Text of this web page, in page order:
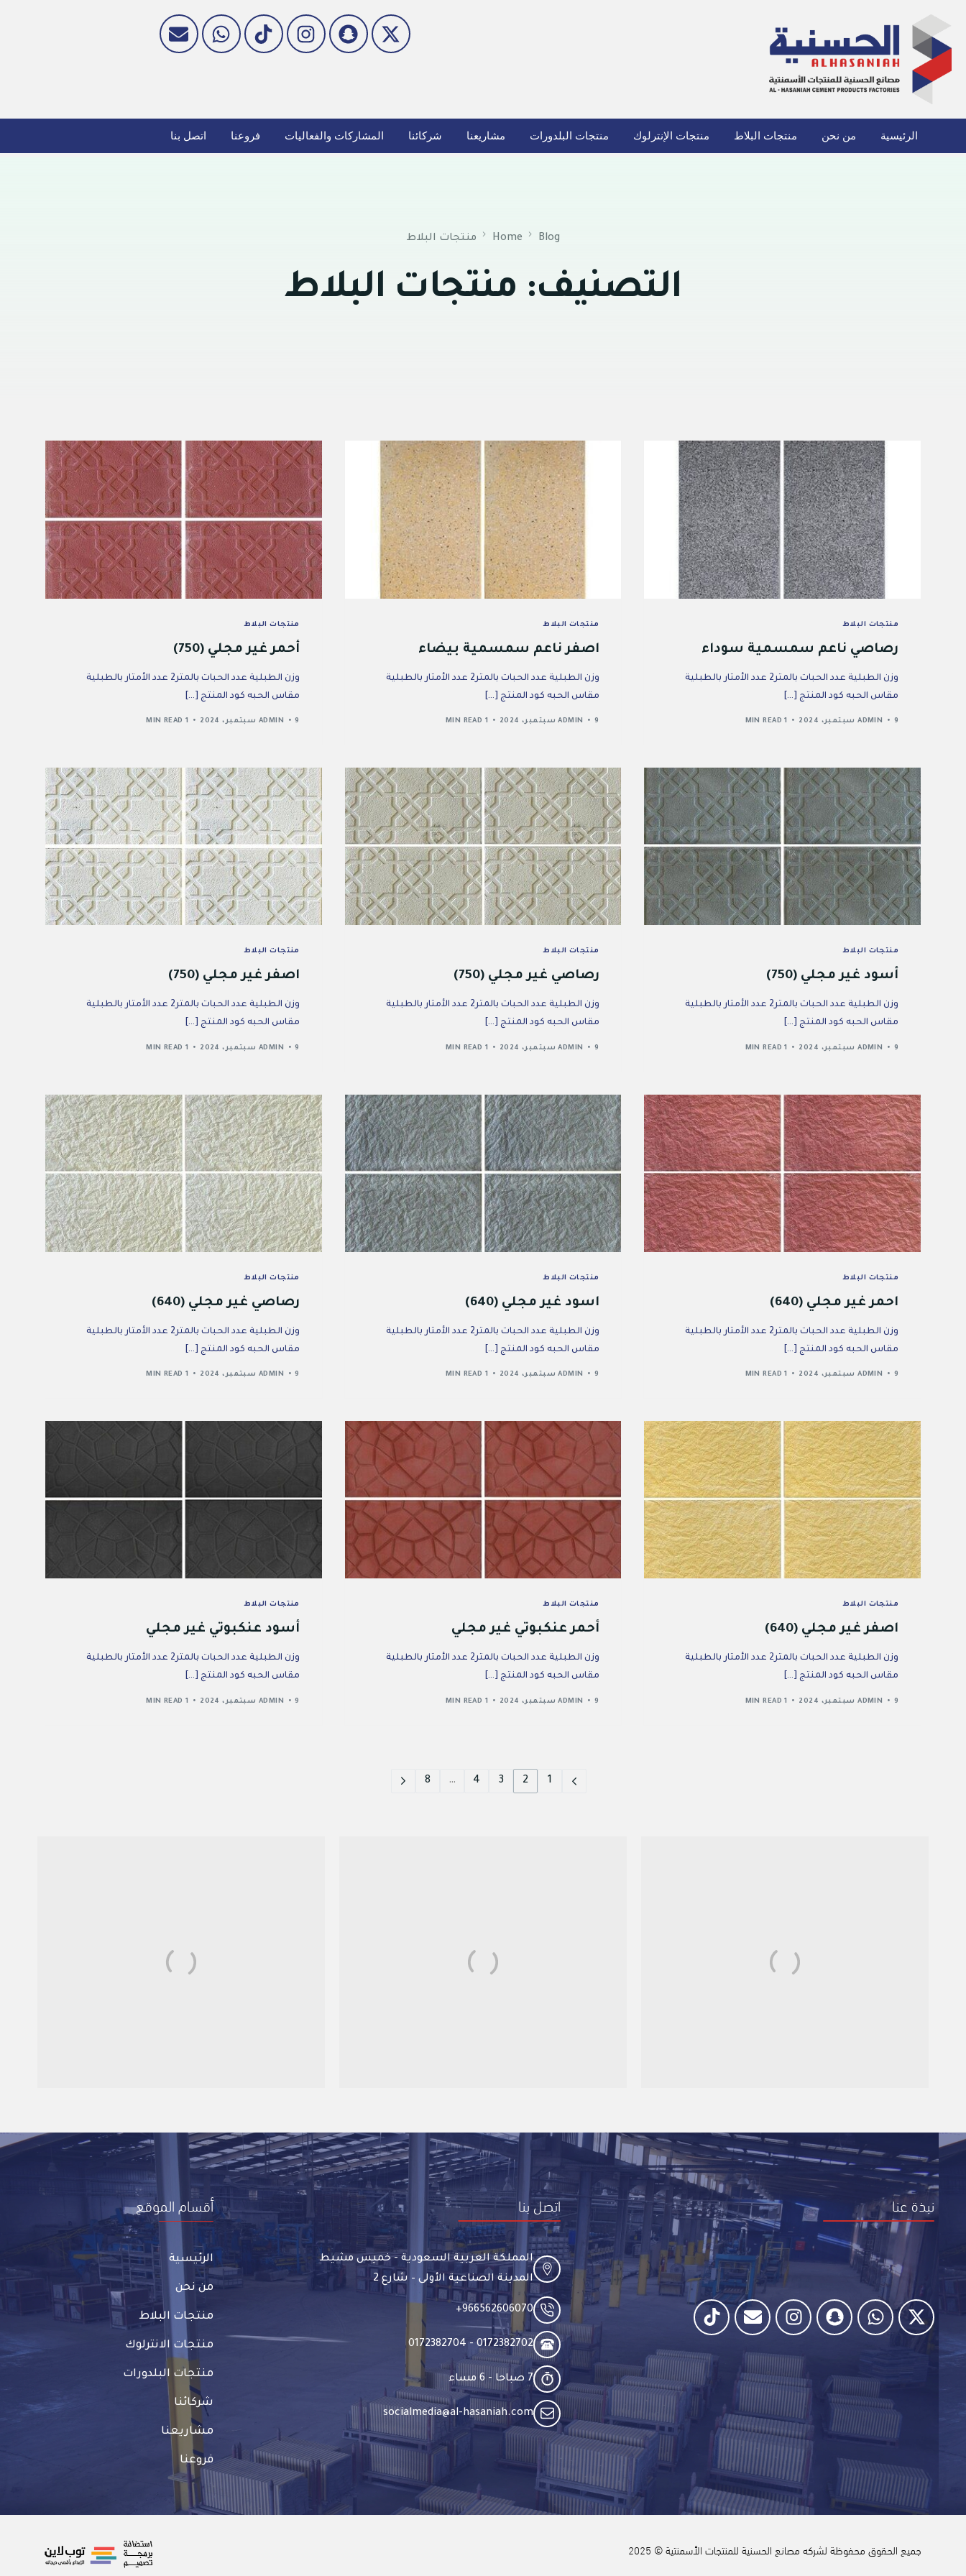
الرئيسية من نحن منتجات البلاط منتجات الإنترلوك منتجات البلدورات مشاريعنا شركائنا المشاركات والفعاليات فروعنا اتصل بنا
Home Blog منتجات البلاط
التصنيف: منتجات البلاط
منتجات البلاط
رصاصي ناعم سمسمية سوداء
وزن الطبلية عدد الحبات بالمتر2 عدد الأمتار بالطبلية
مقاس الحبه كود المنتج […]
ADMIN 9 سبتمبر، 2024 1 MIN READ
منتجات البلاط
اصفر ناعم سمسمية بيضاء
وزن الطبلية عدد الحبات بالمتر2 عدد الأمتار بالطبلية
مقاس الحبه كود المنتج […]
ADMIN 9 سبتمبر، 2024 1 MIN READ
منتجات البلاط
أحمر غير مجلي (750)
وزن الطبلية عدد الحبات بالمتر2 عدد الأمتار بالطبلية
مقاس الحبه كود المنتج […]
ADMIN 9 سبتمبر، 2024 1 MIN READ
منتجات البلاط
أسود غير مجلي (750)
وزن الطبلية عدد الحبات بالمتر2 عدد الأمتار بالطبلية
مقاس الحبه كود المنتج […]
ADMIN 9 سبتمبر، 2024 1 MIN READ
منتجات البلاط
رصاصي غير مجلي (750)
وزن الطبلية عدد الحبات بالمتر2 عدد الأمتار بالطبلية
مقاس الحبه كود المنتج […]
ADMIN 9 سبتمبر، 2024 1 MIN READ
منتجات البلاط
اصفر غير مجلي (750)
وزن الطبلية عدد الحبات بالمتر2 عدد الأمتار بالطبلية
مقاس الحبه كود المنتج […]
ADMIN 9 سبتمبر، 2024 1 MIN READ
منتجات البلاط
احمر غير مجلي (640)
وزن الطبلية عدد الحبات بالمتر2 عدد الأمتار بالطبلية
مقاس الحبه كود المنتج […]
ADMIN 9 سبتمبر، 2024 1 MIN READ
منتجات البلاط
اسود غير مجلي (640)
وزن الطبلية عدد الحبات بالمتر2 عدد الأمتار بالطبلية
مقاس الحبه كود المنتج […]
ADMIN 9 سبتمبر، 2024 1 MIN READ
منتجات البلاط
رصاصي غير مجلي (640)
وزن الطبلية عدد الحبات بالمتر2 عدد الأمتار بالطبلية
مقاس الحبه كود المنتج […]
ADMIN 9 سبتمبر، 2024 1 MIN READ
منتجات البلاط
اصفر غير مجلي (640)
وزن الطبلية عدد الحبات بالمتر2 عدد الأمتار بالطبلية
مقاس الحبه كود المنتج […]
ADMIN 9 سبتمبر، 2024 1 MIN READ
منتجات البلاط
أحمر عنكبوتي غير مجلي
وزن الطبلية عدد الحبات بالمتر2 عدد الأمتار بالطبلية
مقاس الحبه كود المنتج […]
ADMIN 9 سبتمبر، 2024 1 MIN READ
منتجات البلاط
أسود عنكبوتي غير مجلي
وزن الطبلية عدد الحبات بالمتر2 عدد الأمتار بالطبلية
مقاس الحبه كود المنتج […]
ADMIN 9 سبتمبر، 2024 1 MIN READ
1
2
3
4
…
8
نبذة عنا اتصل بنا
المملكة العربية السعودية - خميس مشيط
المدينة الصناعية الأولى – شارع 2
966562606070​+
0172382702 - 0172382704​
7 صباحا - 6 مساء​
socialmedia@al-hasaniah.com​
أقسام الموقع
الرئيسية
من نحن
منتجات البلاط
منتجات الانترلوك
منتجات البلدورات
شركائنا
مشاريعنا
فروعنا
جميع الحقوق محفوظة لشركه مصانع الحسنية للمنتجات الأسمنتية © 2025